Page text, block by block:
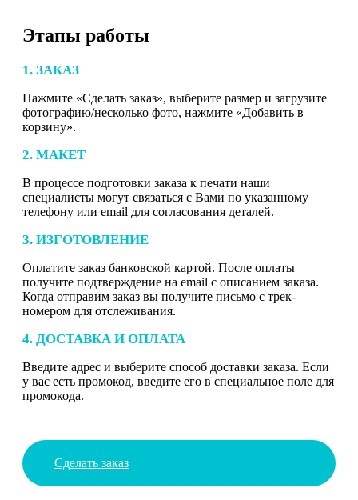
Этапы работы
1. ЗАКАЗ
Нажмите «Сделать заказ», выберите размер и загрузите
фотографию/несколько фото, нажмите «Добавить в
корзину».
2. МАКЕТ
В процессе подготовки заказа к печати наши
специалисты могут связаться с Вами по указанному
телефону или email для согласования деталей.
3. ИЗГОТОВЛЕНИЕ
Оплатите заказ банковской картой. После оплаты
получите подтверждение на email с описанием заказа.
Когда отправим заказ вы получите письмо с трек-
номером для отслеживания.
4. ДОСТАВКА И ОПЛАТА
Введите адрес и выберите способ доставки заказа. Если
у вас есть промокод, введите его в специальное поле для
промокода.
Сделать заказ